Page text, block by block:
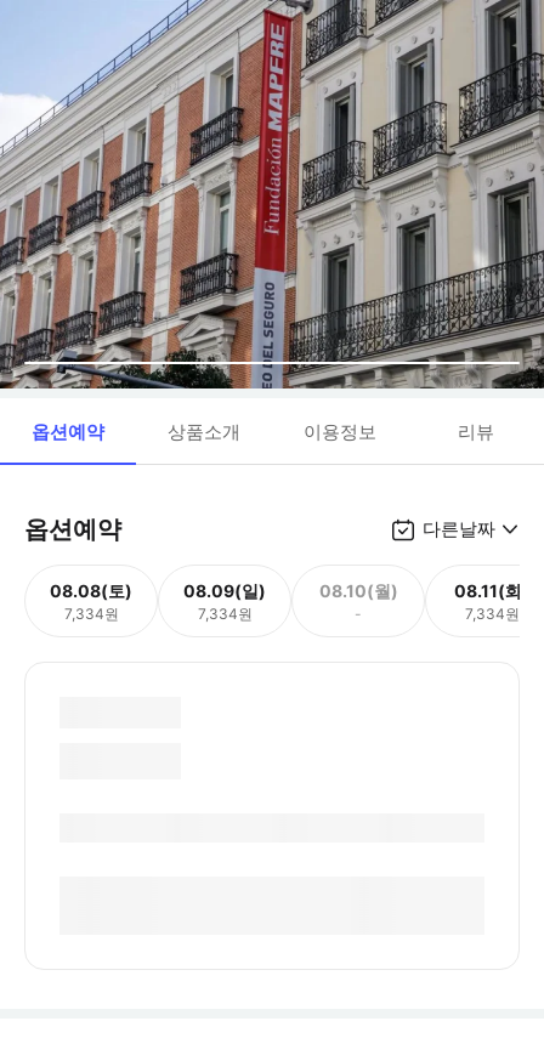
옵션예약 상품소개 이용정보 리뷰
옵션예약 다른날짜
08.08(토)
7,334원
08.09(일)
7,334원
08.10(월)
-
08.11(화)
7,334원